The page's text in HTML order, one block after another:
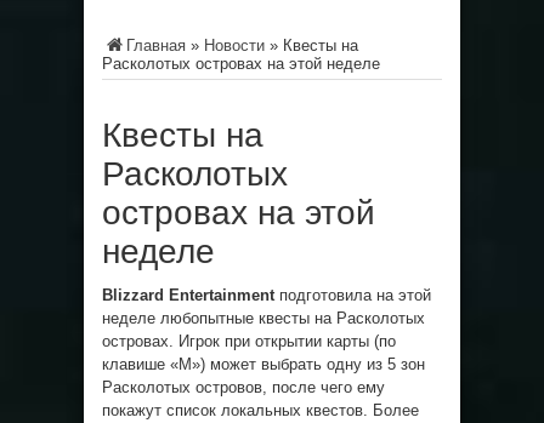
Главная » Новости » Квесты на
Расколотых островах на этой неделе
Квесты на
Расколотых
островах на этой
неделе
Blizzard Entertainmentподготовила на этой
неделе любопытные квесты на Расколотых
островах. Игрок при открытии карты (по
клавише «М») может выбрать одну из 5 зон
Расколотых островов, после чего ему
покажут список локальных квестов. Более